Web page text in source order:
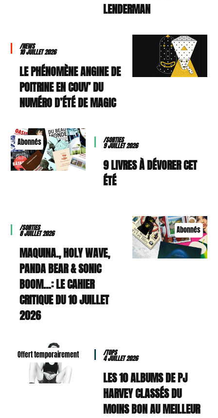
LENDERMAN
/NEWS
10 JUILLET 2026
LE PHÉNOMÈNE ANGINE DE
POITRINE EN COUV’ DU
NUMÉRO D’ÉTÉ DE MAGIC
Abonnés /SORTIES
9 JUILLET 2026
9 LIVRES À DÉVORER CET
ÉTÉ
Abonnés
/SORTIES
8 JUILLET 2026
MAQUINA., HOLY WAVE,
PANDA BEAR & SONIC
BOOM…: LE CAHIER
CRITIQUE DU 10 JUILLET
2026
Offert temporairement /TOPS
4 JUILLET 2026
LES 10 ALBUMS DE PJ
HARVEY CLASSÉS DU
MOINS BON AU MEILLEUR